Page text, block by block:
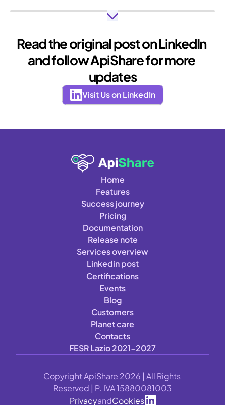
Read the original post on LinkedIn
and follow ApiShare for more
updates
Visit Us on LinkedIn
Home
Features
Success journey
Pricing
Documentation
Release note
Services overview
Linkedin post
Certifications
Events
Blog
Customers
Planet care
Contacts
FESR Lazio 2021-2027
Copyright ApiShare 2026 | All Rights
Reserved | P. IVA 15880081003
PrivacyandCookies